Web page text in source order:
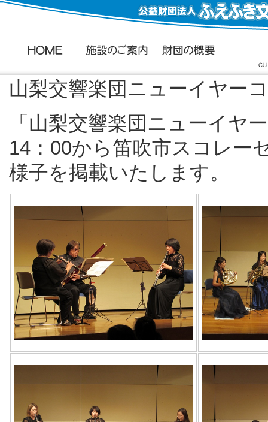
山梨交響楽団ニューイヤー
「山梨交響楽団ニューイヤ
14：00から笛吹市スコレー
様子を掲載いたします。